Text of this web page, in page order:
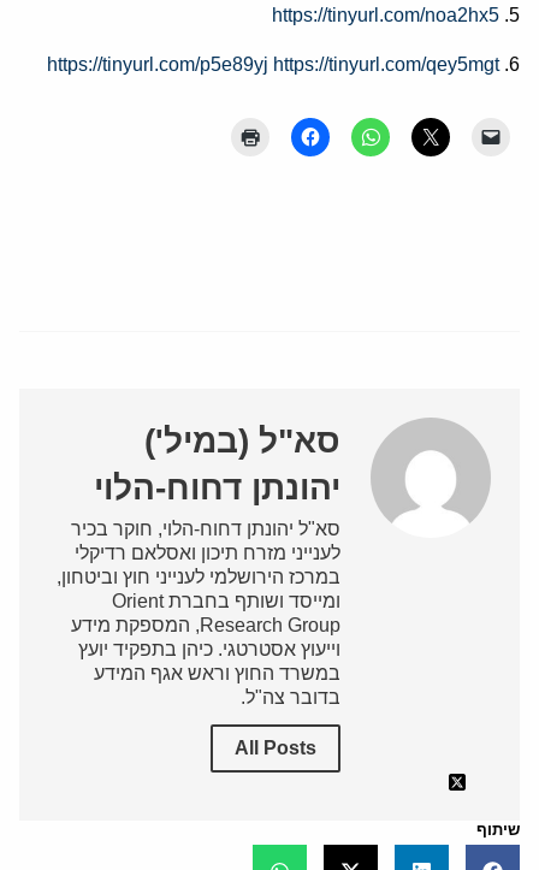
5.
https://tinyurl.com/noa2hx5
6.
https://tinyurl.com/p5e89yj https://tinyurl.com/qey5mgt
סא"ל (במיל')
יהונתן דחוח-הלוי
סא"ל יהונתן דחוח-הלוי, חוקר בכיר
לענייני מזרח תיכון ואסלאם רדיקלי
במרכז הירושלמי לענייני חוץ וביטחון,
ומייסד ושותף בחברת Orient
Research Group, המספקת מידע
וייעוץ אסטרטגי. כיהן בתפקיד יועץ
במשרד החוץ וראש אגף המידע
בדובר צה"ל.
All Posts
שיתוף